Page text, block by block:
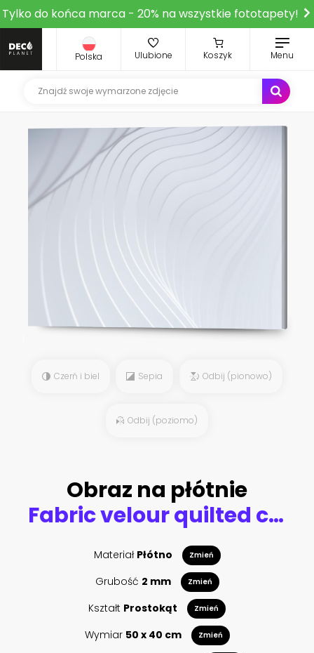
Tylko do końca marca - 20% na wszystkie fototapety!
Polska Ulubione Koszyk Menu
Czerń i biel Sepia Odbij (pionowo)
Odbij (poziomo)
Obraz na płótnie
Fabric velour quilted close-up. Quilted surface upholstery
Materiał Płótno Zmień
Grubość 2 mm Zmień
Kształt Prostokąt Zmień
Wymiar 50 x 40 cm Zmień